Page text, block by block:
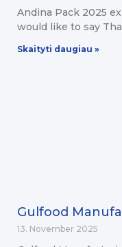
Andina Pack 2025
would like to say
Skaityti daugiau »
Gulfood
13. November 2025